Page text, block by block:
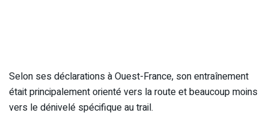
Selon ses déclarations à Ouest-France, son entraînement
était principalement orienté vers la route et beaucoup moins
vers le dénivelé spécifique au trail.